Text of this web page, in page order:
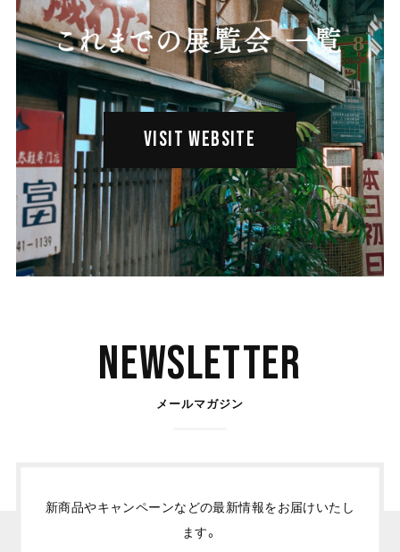
VISIT WEBSITE
Newsletter
メールマガジン
新商品やキャンペーンなどの最新情報をお届けいたし
ます。